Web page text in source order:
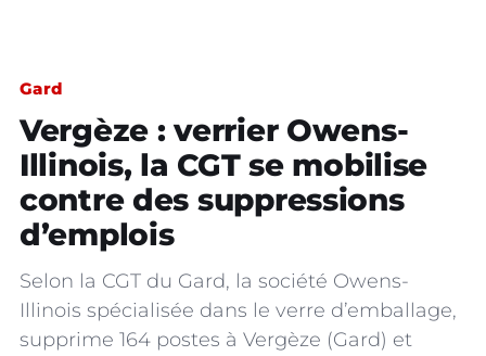
Gard
Vergèze : verrier Owens-
Illinois, la CGT se mobilise
contre des suppressions
d’emplois
Selon la CGT du Gard, la société Owens-
Illinois spécialisée dans le verre d’emballage,
supprime 164 postes à Vergèze (Gard) et